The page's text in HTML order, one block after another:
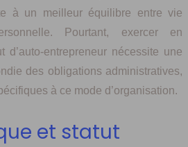
à un meilleur équilibre entre vie
Pourtant, exercer en
d’auto-entrepreneur nécessite une
des obligations administratives,
à ce mode d’organisation.
et statut